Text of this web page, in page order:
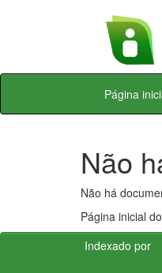
Skip
Página
Não
Não há
Página inicial
Indexado por